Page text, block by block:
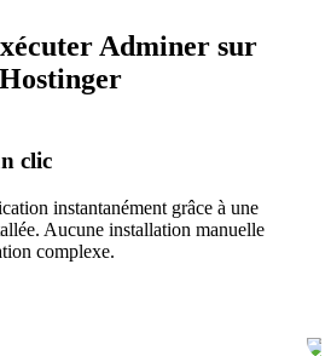
Adminer sur
Hostinger
clic
instantanément grâce à une
Aucune installation manuelle
complexe.